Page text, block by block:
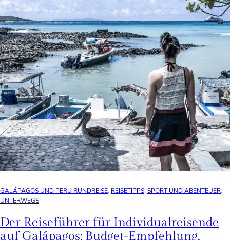
GALÁPAGOS UND PERU RUNDREISE, REISETIPPS, SPORT UND ABENTEUER
UNTERWEGS
Der Reiseführer für Individualreisende
auf Galápagos: Budget-Empfehlung,